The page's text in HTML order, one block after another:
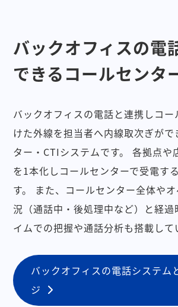
バックオフィスの電
できるコールセンタ
バックオフィスの電話と連携しコー
けた外線を担当者へ内線取次ぎがで
ター・CTIシステムです。
各拠点や
を1本化しコールセンターで受電す
す。
また、コールセンター全体や
況（通話中・後処理中など）と経過
イムでの把握や通話分析も搭載して
バックオフィスの電話システム
ジ